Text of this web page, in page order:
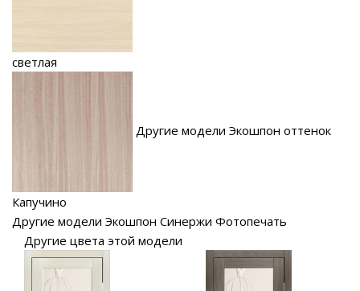
светлая
Другие модели Экошпон оттенок
Капучино
Другие модели Экошпон Синержи Фотопечать
Другие цвета этой модели